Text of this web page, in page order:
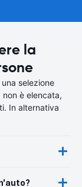
la
selezione
è elencata,
In alternativa